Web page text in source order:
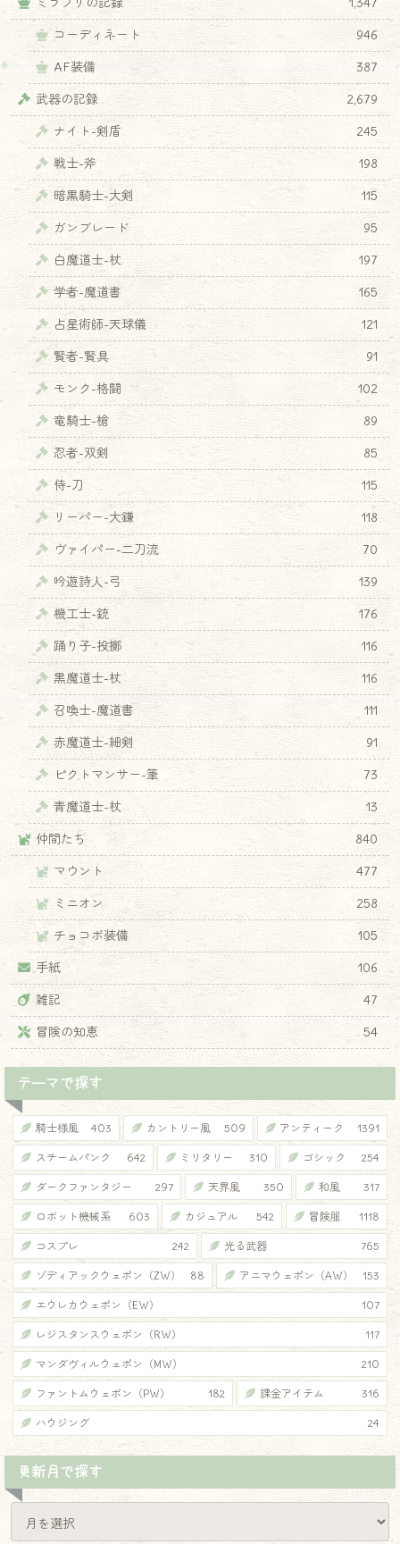
コーディネート
946
AF装備
387
武器の記録
2,679
ナイト-剣盾
245
戦士-斧
198
暗黒騎士-大剣
115
ガンブレード
95
白魔道士-杖
197
学者-魔道書
165
占星術師-天球儀
121
賢者-賢具
91
モンク-格闘
102
竜騎士-槍
89
忍者-双剣
85
侍-刀
115
リーパー-大鎌
118
ヴァイパー-二刀流
70
吟遊詩人-弓
139
機工士-銃
176
踊り子-投擲
116
黒魔道士-杖
116
召喚士-魔道書
111
赤魔道士-細剣
91
ピクトマンサー-筆
73
青魔道士-杖
13
仲間たち
840
マウント
477
ミニオン
258
チョコボ装備
105
手紙
106
雑記
47
冒険の知恵
54
テーマで探す
騎士様風 403 カントリー風 509 アンティーク 1391
スチームパンク 642 ミリタリー 310 ゴシック 254
ダークファンタジー 297 天界風 350 和風 317
ロボット機械系 603 カジュアル 542 冒険服 1118
コスプレ 242 光る武器 765
ゾディアックウェポン（ZW） 88 アニマウェポン（AW） 153
エウレカウェポン（EW） 107
レジスタンスウェポン（RW） 117
マンダヴィルウェポン（MW） 210
ファントムウェポン（PW） 182 課金アイテム 316
ハウジング 24
更新月で探す